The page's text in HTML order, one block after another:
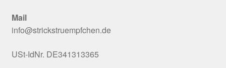
Mail
info@strickstruempfchen.de
USt-IdNr. DE341313365